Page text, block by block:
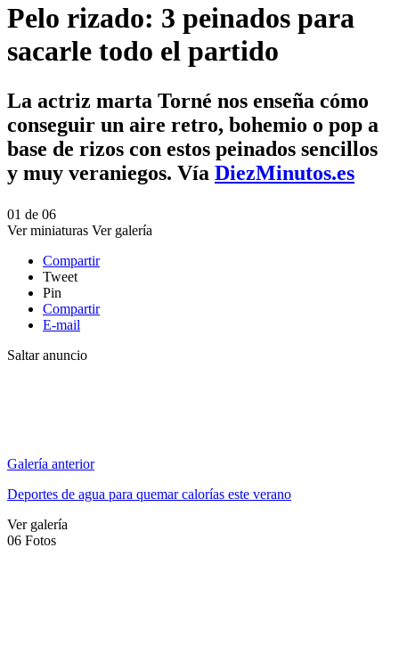
Pelo rizado: 3 peinados para
sacarle todo el partido
La actriz marta Torné nos enseña cómo
conseguir un aire retro, bohemio o pop a
base de rizos con estos peinados sencillos
y muy veraniegos. Vía DiezMinutos.es
01 de 06
Ver miniaturas Ver galería
Compartir
Tweet
Pin
Compartir
E-mail
Saltar anuncio
Galería anterior
Deportes de agua para quemar calorías este verano
Ver galería
06 Fotos